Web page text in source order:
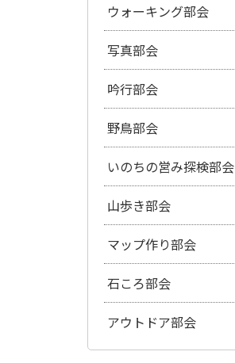
ウォーキング部会
写真部会
吟行部会
野鳥部会
いのちの営み探検部会
山歩き部会
マップ作り部会
石ころ部会
アウトドア部会